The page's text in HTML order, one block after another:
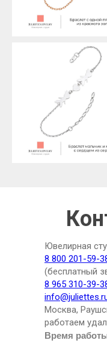
Время
Ювелирная
8 800 201-59-
(бесплатный
8 965 310-39-
Москва,
работаем